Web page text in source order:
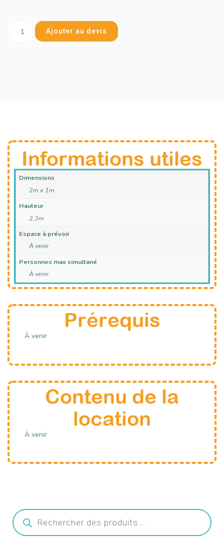
Ajouter au devis
Informations utiles
Dimensions
2m x 1m
Hauteur
2,3m
Espace à prévoir
À venir
Personnes max simultané
À venir
Prérequis
À venir
Contenu de la
location
À venir